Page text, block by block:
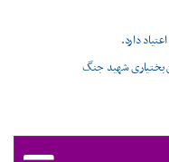
دارد.
بختیاری شهید جنگ